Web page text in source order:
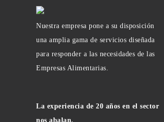
Nuestra empresa pone a su disposición
una amplia gama de servicios diseñada
para responder a las necesidades de las
Empresas Alimentarias.
La experiencia de 20 años en el sector
nos abalan.